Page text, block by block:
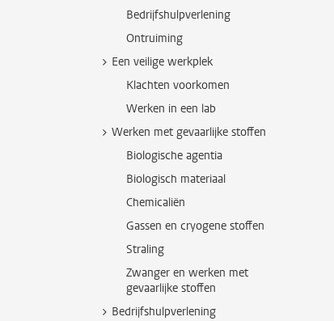
Bedrijfshulpverlening
Ontruiming
Een veilige werkplek
Klachten voorkomen
Werken in een lab
Werken met gevaarlijke stoffen
Biologische agentia
Biologisch materiaal
Chemicaliën
Gassen en cryogene stoffen
Straling
Zwanger en werken met
gevaarlijke stoffen
Bedrijfshulpverlening